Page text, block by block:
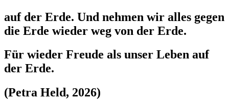
auf der Erde. Und nehmen wir alles gegen
die Erde wieder weg von der Erde.
Für wieder Freude als unser Leben auf
der Erde.
(Petra Held, 2026)